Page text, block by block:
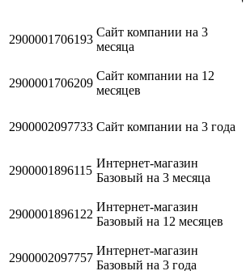
2900001706193
Сайт компании на 3
месяца
2900001706209
Сайт компании на 12
месяцев
2900002097733 Сайт компании на 3 года
2900001896115
Интернет-магазин
Базовый на 3 месяца
2900001896122
Интернет-магазин
Базовый на 12 месяцев
2900002097757
Интернет-магазин
Базовый на 3 года